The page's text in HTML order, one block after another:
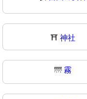
⛩️神社
🌁霧